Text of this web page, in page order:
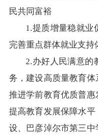
民共同富裕
1.提质增量稳就业
完善重点群体就业支持
2.办好人民满意的
务，建设高质量教育体
推进学前教育优质普惠
提高教育发展保障水
设、巴彦淖尔市第三